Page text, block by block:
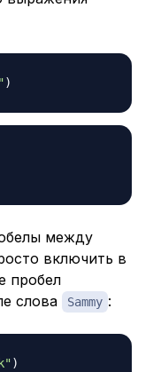
)
между
включить в
пробел
слова
Sammy :
)